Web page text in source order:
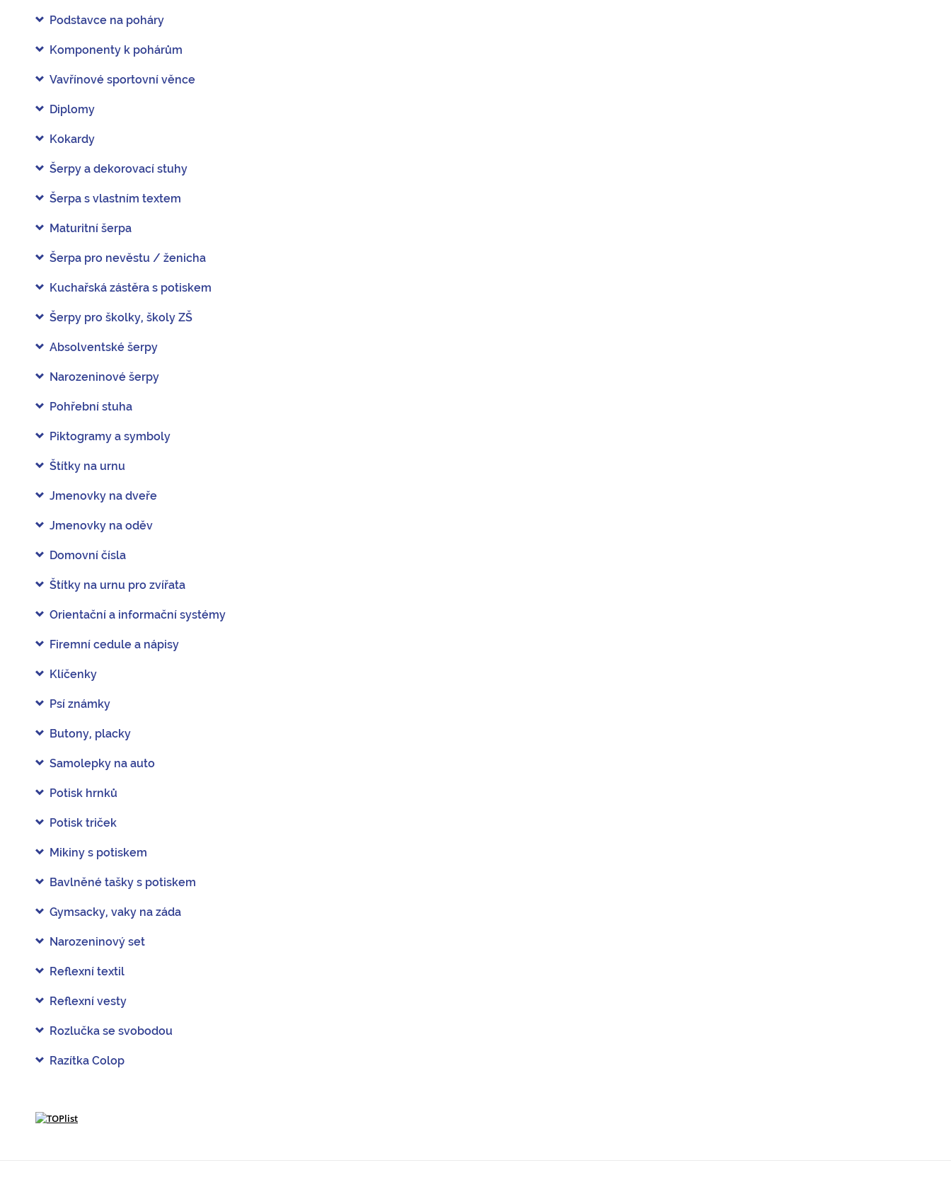
Podstavce na poháry
Komponenty k pohárům
Vavřínové sportovní věnce
Diplomy
Kokardy
Šerpy a dekorovací stuhy
Šerpa s vlastním textem
Maturitní šerpa
Šerpa pro nevěstu / ženicha
Kuchařská zástěra s potiskem
Šerpy pro školky, školy ZŠ
Absolventské šerpy
Narozeninové šerpy
Pohřební stuha
Piktogramy a symboly
Štítky na urnu
Jmenovky na dveře
Jmenovky na oděv
Domovní čísla
Štítky na urnu pro zvířata
Orientační a informační systémy
Firemní cedule a nápisy
Klíčenky
Psí známky
Butony, placky
Samolepky na auto
Potisk hrnků
Potisk triček
Mikiny s potiskem
Bavlněné tašky s potiskem
Gymsacky, vaky na záda
Narozeninový set
Reflexní textil
Reflexní vesty
Rozlučka se svobodou
Razítka Colop